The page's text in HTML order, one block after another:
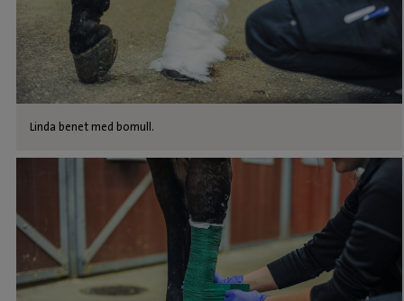
Linda benet med bomull.